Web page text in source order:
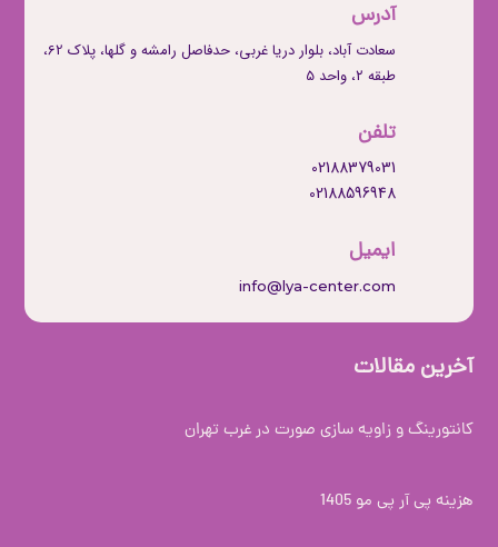
آدرس
سعادت آباد، بلوار دریا غربی، حدفاصل رامشه و گلها، پلاک 62،
طبقه ۲، واحد 5
تلفن
02188379031
02188596948
ایمیل
info@lya-center.com
آخرین مقالات
کانتورینگ و زاویه سازی صورت در غرب تهران
هزینه پی آر پی مو 1405